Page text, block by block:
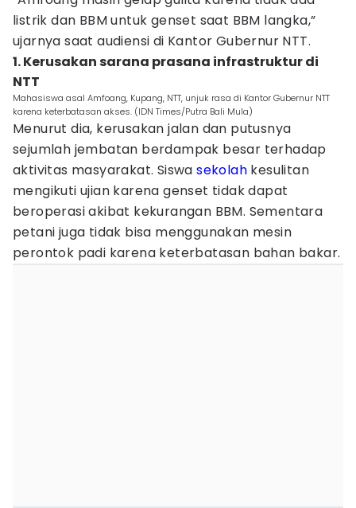
listrik dan BBM untuk genset saat BBM langka,”
ujarnya saat audiensi di Kantor Gubernur NTT.
1. Kerusakan sarana prasana infrastruktur di
NTT
Mahasiswa asal Amfoang, Kupang, NTT, unjuk rasa di Kantor Gubernur NTT
karena keterbatasan akses. (IDN Times/Putra Bali Mula)
Menurut dia, kerusakan jalan dan putusnya
sejumlah jembatan berdampak besar terhadap
aktivitas masyarakat. Siswasekolah kesulitan
mengikuti ujian karena genset tidak dapat
beroperasi akibat kekurangan BBM. Sementara
petani juga tidak bisa menggunakan mesin
perontok padi karena keterbatasan bahan bakar.